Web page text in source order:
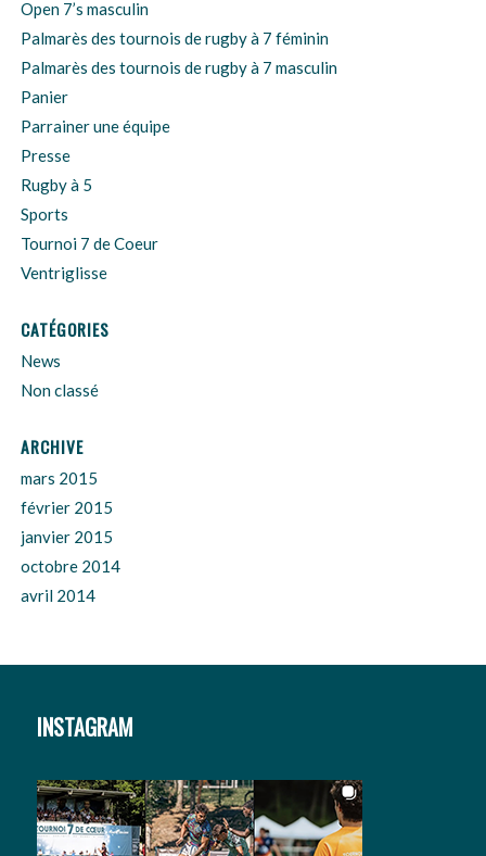
Open 7’s masculin
Palmarès des tournois de rugby à 7 féminin
Palmarès des tournois de rugby à 7 masculin
Panier
Parrainer une équipe
Presse
Rugby à 5
Sports
Tournoi 7 de Coeur
Ventriglisse
CATÉGORIES
News
Non classé
ARCHIVE
mars 2015
février 2015
janvier 2015
octobre 2014
avril 2014
INSTAGRAM